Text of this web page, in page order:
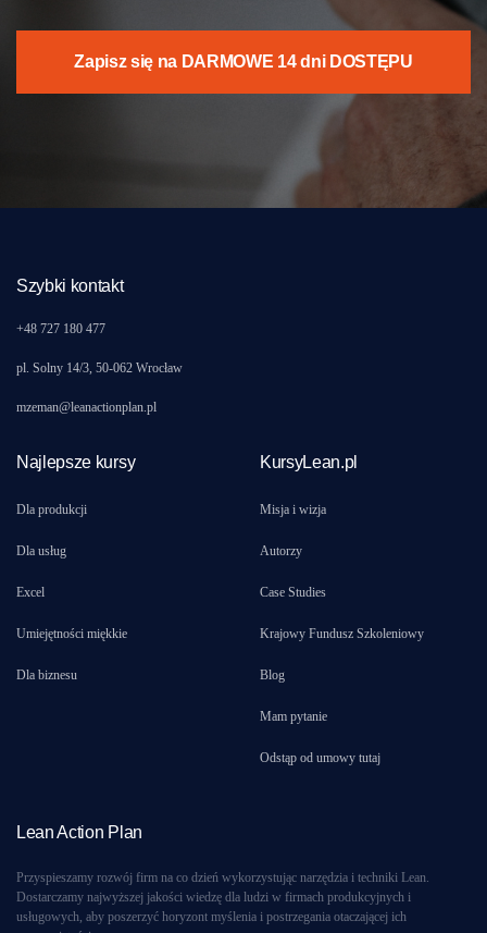
Zapisz się na DARMOWE 14 dni DOSTĘPU
Szybki kontakt
+48 727 180 477
pl. Solny 14/3, 50-062 Wrocław
mzeman@leanactionplan.pl
Najlepsze kursy
Dla produkcji
Dla usług
Excel
Umiejętności miękkie
Dla biznesu
KursyLean.pl
Misja i wizja
Autorzy
Case Studies
Krajowy Fundusz Szkoleniowy
Blog
Mam pytanie
Odstąp od umowy tutaj
Lean Action Plan
Przyspieszamy rozwój firm na co dzień wykorzystując narzędzia i techniki Lean.
Dostarczamy najwyższej jakości wiedzę dla ludzi w firmach produkcyjnych i
usługowych, aby poszerzyć horyzont myślenia i postrzegania otaczającej ich